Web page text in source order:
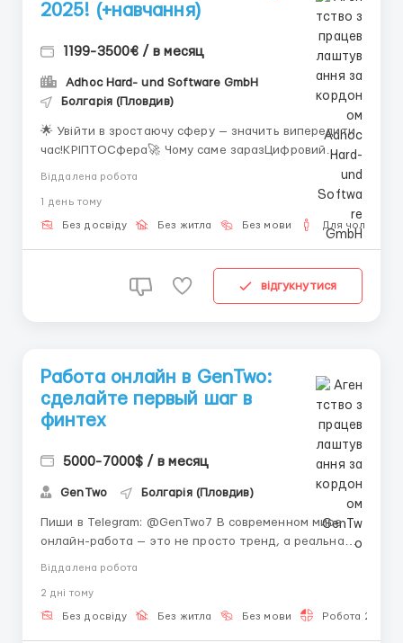
2025! (+навчання)
1199-3500€ / в месяц
Adhoc Hard- und Software GmbH
Болгарія (Пловдив)
🌟 Увійти в зростаючу сферу — значить випередити
час!КРІПТОСфера🚀 Чому саме заразЦифровий
ринок розвивається стрімко: ще вчора вважався
«новинкою», а сьогодні це повноцінне джерело
доходу для мільйонів людей у всьому світі.І ті, хто
заходить у цю сферу зараз, отримують головну
Віддалена робота
1 день тому
Без досвіду Без житла Без мови Для чоловіків
відгукнутися
Работа онлайн в GenTwo:
сделайте первый шаг в
финтех
5000-7000$ / в месяц
GenTwo Болгарія (Пловдив)
Пиши в Telegram: @GenTwo7 В современном мире
онлайн-работа — это не просто тренд, а реальная
возможность строить жизнь на своих условиях. 🌍
подстраиваться под строгий график офиса. 🏡 Вы
сами выбираете место, время и темп работы.
Віддалена робота
2 днi тому
Без досвіду Без житла Без мови Робота 2-3